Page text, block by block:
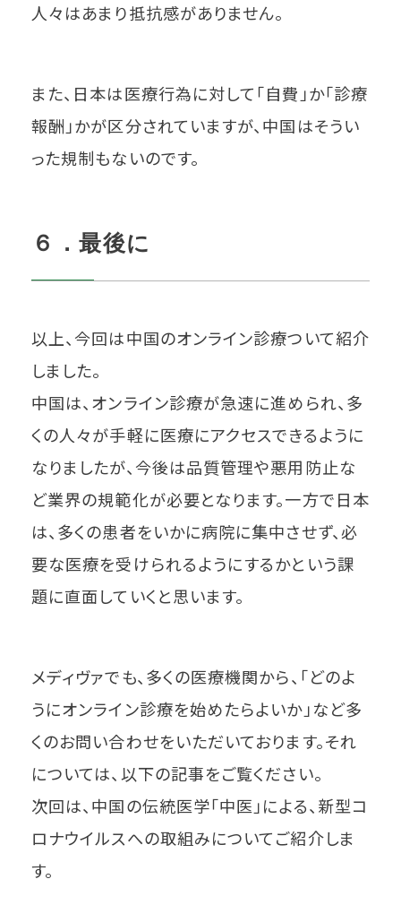
人々はあまり抵抗感がありません。
また、日本は医療行為に対して「自費」か「診療
報酬」かが区分されていますが、中国はそうい
った規制もないのです。
６．最後に
以上、今回は中国のオンライン診療ついて紹介
しました。
中国は、オンライン診療が急速に進められ、多
くの人々が手軽に医療にアクセスできるように
なりましたが、今後は品質管理や悪用防止な
ど業界の規範化が必要となります。一方で日本
は、多くの患者をいかに病院に集中させず、必
要な医療を受けられるようにするかという課
題に直面していくと思います。
メディヴァでも、多くの医療機関から、「どのよ
うにオンライン診療を始めたらよいか」など多
くのお問い合わせをいただいております。それ
については、以下の記事をご覧ください。
次回は、中国の伝統医学「中医」による、新型コ
ロナウイルスへの取組みについてご紹介しま
す。